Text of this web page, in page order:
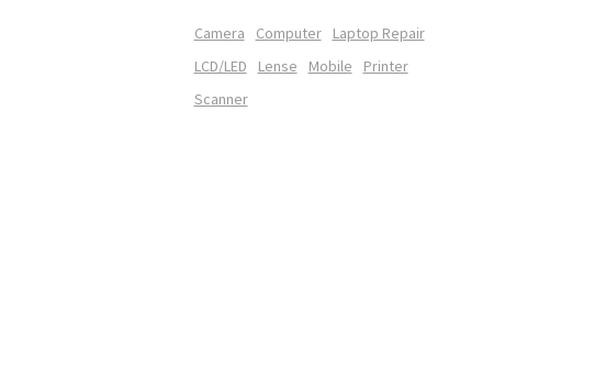
Camera Computer
Laptop Repair
LCD/LED
Lense Mobile
Printer
Scanner